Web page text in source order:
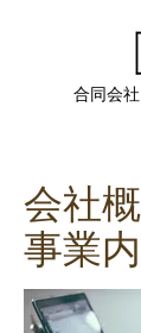
合同会
会社
事業